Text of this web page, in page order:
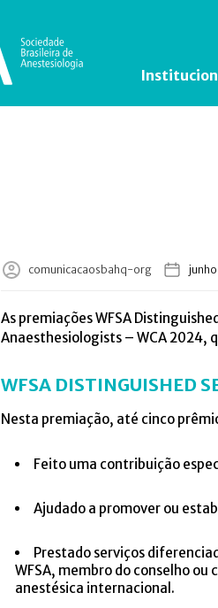
comunicacaosbahq-org junho
As premiações WFSA
Anaesthesiologists – WCA 2024,
WFSA DISTINGUISHED
Nesta premiação, até cinco
Feito uma contribuição
Ajudado a promover ou
Prestado serviços
WFSA, membro do conselho
anestésica internacional.